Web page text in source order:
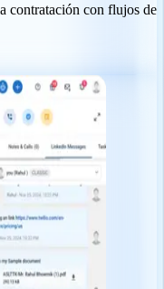
contratación con flujos de